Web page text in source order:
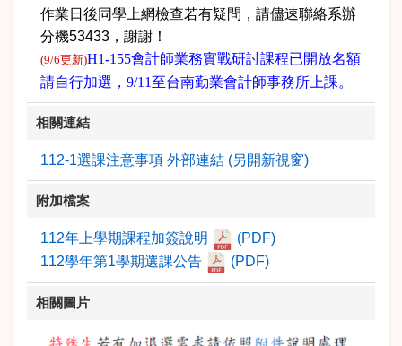
作業日後同學上網檢查若有疑問，請儘速聯絡系辦
分機53433 ，謝謝！
(9/6更新)H1-155會計師業務實戰研討課程已開放名額
請自行加選，9/11至台南勤業會計師事務所上課。
相關連結
112-1選課注意事項 外部連結 (另開新視窗)
附加檔案
112年上學期課程加簽說明
(PDF)
112學年第1學期選課公告
(PDF)
相關圖片